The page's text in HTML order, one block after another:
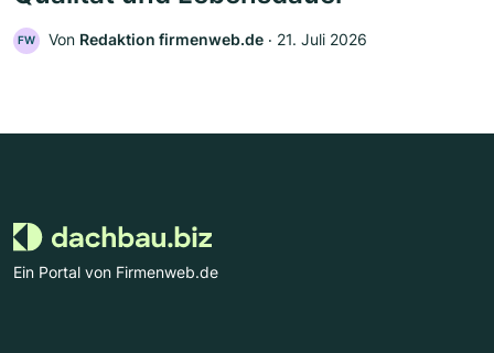
FW Von Redaktion firmenweb.de ‧ 21. Juli 2026
Ein Portal von Firmenweb.de